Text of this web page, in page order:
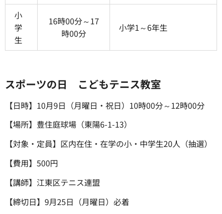
小
学
生
16時00分～17
時00分
小学1～6年生
スポーツの日 こどもテニス教室
【日時】10月9日（月曜日・祝日）10時00分～12時00分
【場所】豊住庭球場（東陽6-1-13）
【対象・定員】区内在住・在学の小・中学生20人（抽選）
【費用】500円
【講師】江東区テニス連盟
【締切日】9月25日（月曜日）必着